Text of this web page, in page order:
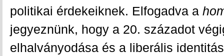
politikai érdekeiknek. Elfogadva a
jegyeznünk, hogy a 20. századot
elhalványodása és a liberális